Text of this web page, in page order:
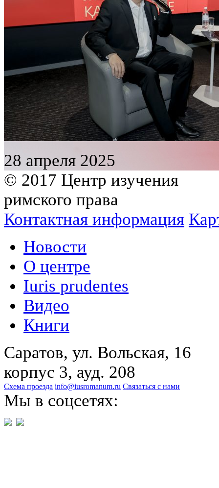
28 апреля 2025
© 2017 Центр изучения
римского права
Контактная информация
Новости
О центре
Iuris prudentes
Видео
Книги
Саратов, ул. Вольская, 16
корпус 3, ауд. 208
Схема проезда info@iusromanum.ru Связаться с нами
Мы в соцсетях: